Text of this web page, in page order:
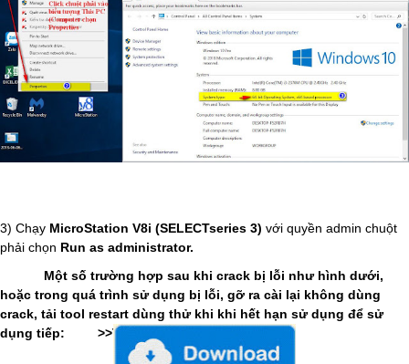
3) Chạy MicroStation V8i (SELECTseries 3) với quyền admin chuột
phải chọn Run as administrator.
Một số trường hợp sau khi crack bị lỗi như hình dưới,
hoặc trong quá trình sử dụng bị lỗi, gỡ ra cài lại không dùng
crack, tải tool restart dùng thử khi khi hết hạn sử dụng để sử
dụng tiếp: >>Tải về